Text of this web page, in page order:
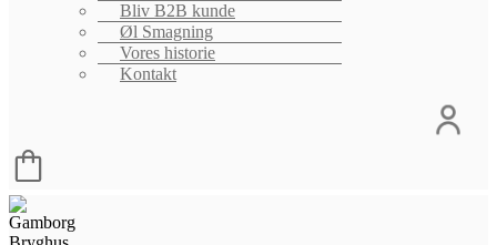
Bliv B2B kunde
Øl Smagning
Vores historie
Kontakt